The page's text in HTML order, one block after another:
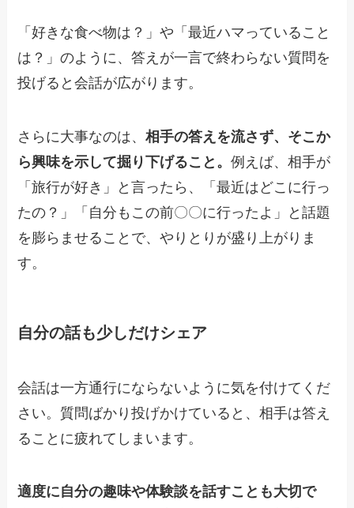
「好きな食べ物は？」や「最近ハマっていること
は？」のように、答えが一言で終わらない質問を
投げると会話が広がります。
さらに大事なのは、相手の答えを流さず、そこか
ら興味を示して掘り下げること。例えば、相手が
「旅行が好き」と言ったら、「最近はどこに行っ
たの？」「自分もこの前〇〇に行ったよ」と話題
を膨らませることで、やりとりが盛り上がりま
す。
自分の話も少しだけシェア
会話は一方通行にならないように気を付けてくだ
さい。質問ばかり投げかけていると、相手は答え
ることに疲れてしまいます。
適度に自分の趣味や体験談を話すことも大切で